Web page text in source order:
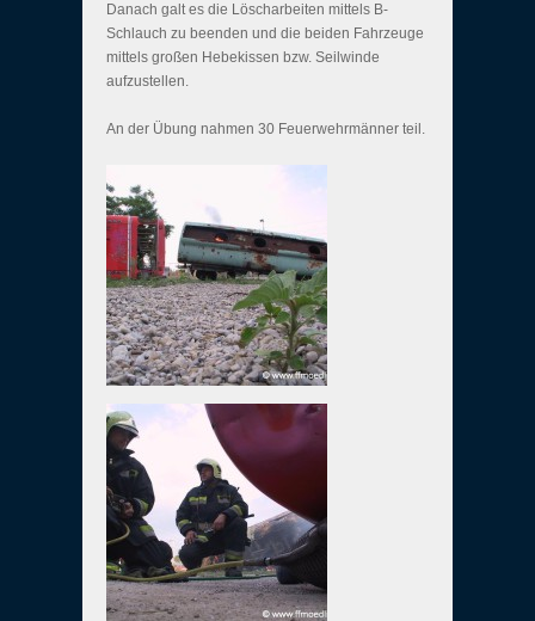
Danach galt es die Löscharbeiten mittels B-
Schlauch zu beenden und die beiden Fahrzeuge
mittels großen Hebekissen bzw. Seilwinde
aufzustellen.
An der Übung nahmen 30 Feuerwehrmänner teil.